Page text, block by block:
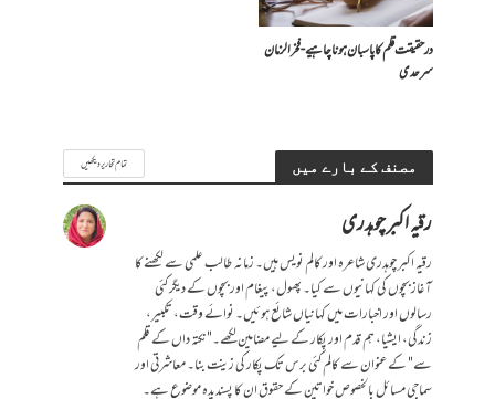
درحقیقت قلم کا پاسبان ہونا چاہیے- فخرالزمان
سرحدی
مصنف کے بارے میں تمام تحاریر دیکھیں
رقیہ اکبر چوہدری
رقیہ اکبر چوہدری شاعرہ اور کالم نویس ہیں۔ زمانہ طالب علمی سے لکھنے کا
آغاز بچوں کی کہانیوں سے کیا۔ پھول، پیغام اور بچوں کے دیگر کئی
رسالوں اور اخبارات میں کہانیاں شائع ہوئیں۔ نوائے وقت، تکبیر،
زندگی، ایشیا، ہم قدم اور پکار کے لیے مضامین لکھے۔"نکتہ داں کے قلم
سے" کے عنوان سے کالم کئی برس تک پکار کی زینت بنا۔ معاشرتی اور
سماجی مسائل بالخصوص خواتین کے حقوق ان کا پسندیدہ موضوع ہے۔